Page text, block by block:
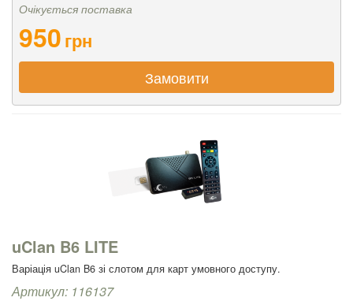
Очікується поставка
950грн
Замовити
uClan B6 LITE
Варіація uClan B6 зі слотом для карт умовного доступу.
Артикул: 116137